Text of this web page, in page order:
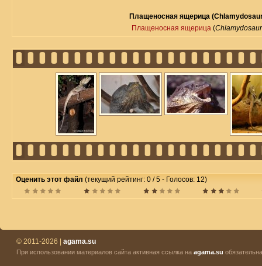
Плащеносная ящерица
Плащеносная ящерица (
Оценить этот файл (текущий рейтинг: 0 / 5 - Голосов: 12)
© 2011-2026 | agama.su
При использовании материалов сайта активная ссылка на agama.su